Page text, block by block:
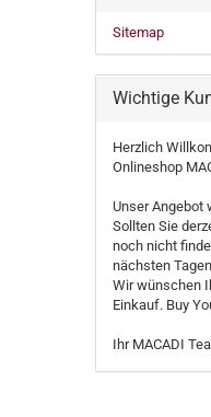
Sitemap
Wichtige
Herzlich
Onlineshop
Unser Angebot
Sollten Sie
noch nicht
nächsten
Wir wünschen
Einkauf. Buy
Ihr MACADI